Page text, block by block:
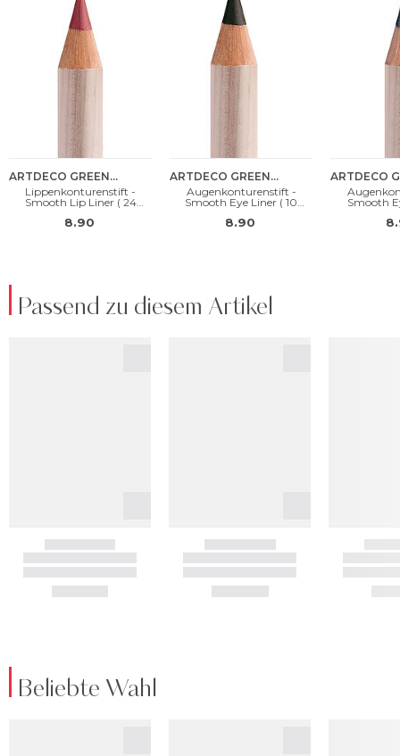
Passend zu diesem Artikel
Beliebte Wahl